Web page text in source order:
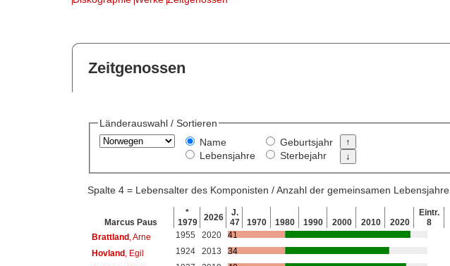
Zeitgenossen
Länderauswahl / Sortieren
Name
Lebensjahre
Geburtsjahr
Sterbejahr
Spalte 4 = Lebensalter des Komponisten / Anzahl der gemeinsamen Lebensjahre
Marcus Paus
*
1979
2026
J.
47
1970 1980 1990 2000 2010 2020
Eintr.
8
Brattland, Arne 1955 2020
41
Hovland, Egil 1924 2013
34